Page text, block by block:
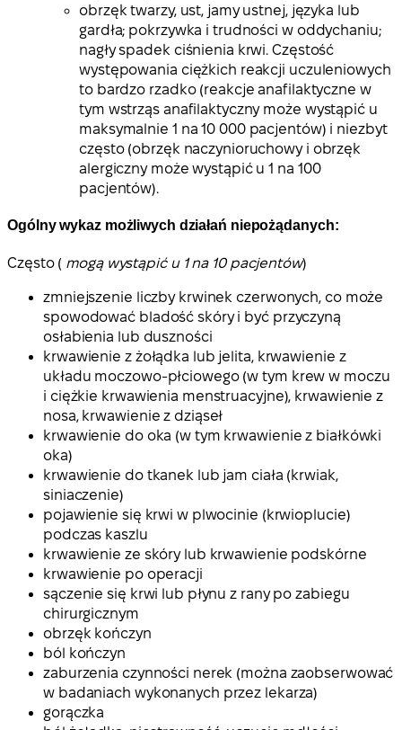
obrzęk twarzy, ust, jamy ustnej, języka lub
gardła; pokrzywka i trudności w oddychaniu;
nagły spadek ciśnienia krwi. Częstość
występowania ciężkich reakcji uczuleniowych
to bardzo rzadko (reakcje anafilaktyczne w
tym wstrząs anafilaktyczny może wystąpić u
maksymalnie 1 na 10 000 pacjentów) i niezbyt
często (obrzęk naczynioruchowy i obrzęk
alergiczny może wystąpić u 1 na 100
pacjentów).
Ogólny wykaz możliwych działań niepożądanych:
Często ( mogą wystąpić u 1 na 10 pacjentów)
zmniejszenie liczby krwinek czerwonych, co może
spowodować bladość skóry i być przyczyną
osłabienia lub duszności
krwawienie z żołądka lub jelita, krwawienie z
układu moczowo-płciowego (w tym krew w moczu
i ciężkie krwawienia menstruacyjne), krwawienie z
nosa, krwawienie z dziąseł
krwawienie do oka (w tym krwawienie z białkówki
oka)
krwawienie do tkanek lub jam ciała (krwiak,
siniaczenie)
pojawienie się krwi w plwocinie (krwioplucie)
podczas kaszlu
krwawienie ze skóry lub krwawienie podskórne
krwawienie po operacji
sączenie się krwi lub płynu z rany po zabiegu
chirurgicznym
obrzęk kończyn
ból kończyn
zaburzenia czynności nerek (można zaobserwować
w badaniach wykonanych przez lekarza)
gorączka